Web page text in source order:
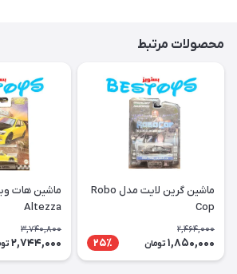
محصولات مرتبط
ماشین گرین لایت مدل Robo
Cop
2,464,000
1,850,000 تومان 25٪
Altezza
3,740,800
2,744,000